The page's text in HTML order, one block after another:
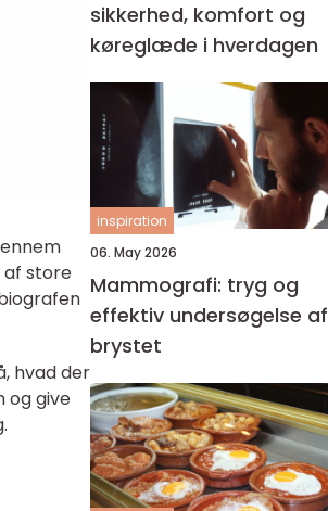
af store
hvad der
og give
sikkerhed, komfort og
køreglæde i hverdagen
inspiration
06. May 2026
Mammografi: tryg og
effektiv undersøgelse af
brystet